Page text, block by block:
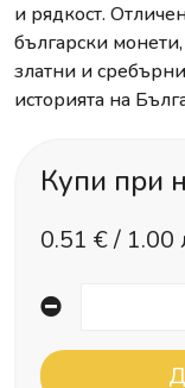
и рядкост.
български
златни и
историята на
Купи при
0.51 € / 1.00